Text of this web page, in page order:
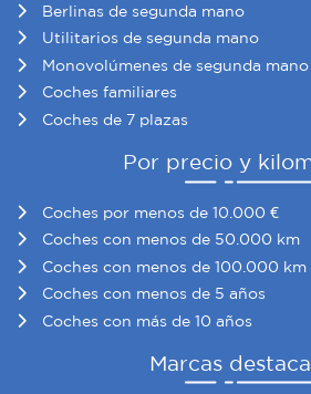
Berlinas de segunda mano
Utilitarios de segunda mano
Monovolúmenes de segunda mano
Coches familiares
Coches de 7 plazas
Por precio y
Coches por menos de 10.000 €
Coches con menos de 50.000 km
Coches con menos de 100.000 km
Coches con menos de 5 años
Coches con más de 10 años
Marcas